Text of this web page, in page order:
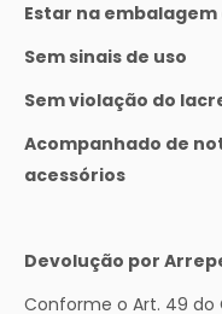
Estar na
Sem sinais de uso
Sem violação do
Acompanhado de
acessórios
Devolução por
Conforme o Art. 49 do